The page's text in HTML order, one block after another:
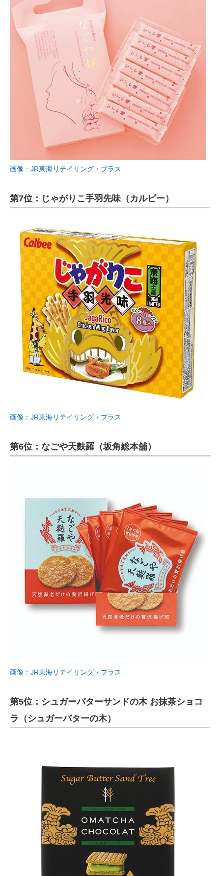
画像：JR東海リテイリング・プラス
第7位：じゃがりこ手羽先味（カルビー）
画像：JR東海リテイリング・プラス
第6位：なごや天麩羅（坂角総本舖）
画像：JR東海リテイリング・プラス
第5位：シュガーバターサンドの木 お抹茶ショコ
ラ（シュガーバターの木）